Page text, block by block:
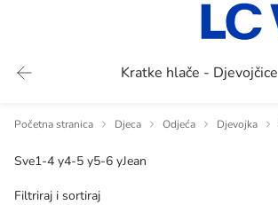
Kratke hlače - Djevojčice
Početna stranica Djeca Odjeća Djevojka
Sve1-4 y4-5 y5-6 yJean
Filtriraj i sortiraj